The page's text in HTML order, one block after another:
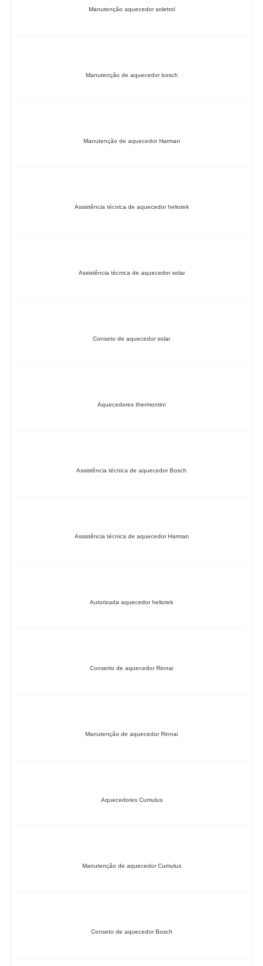
Manutenção aquecedor soletrol
Manutenção de aquecedor bosch
Manutenção de aquecedor Harman
Assistência técnica de aquecedor heliotek
Assistência técnica de aquecedor solar
Conseto de aquecedor solar
Aquecedores thermontini
Assistência técnica de aquecedor Bosch
Assistência técnica de aquecedor Harman
Autorizada aquecedor heliotek
Conserto de aquecedor Rinnai
Manutenção de aquecedor Rinnai
Aquecedores Cumulus
Manutenção de aquecedor Cumulus
Conseto de aquecedor Bosch